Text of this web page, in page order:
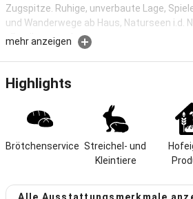
Zugspitze. Ruhige, unverbaute Lage,
und Wanderwege ab Haus, Naturseen i.d.
allergikergerecht
"Grüß Gott" und herzlich willkommen
Landhaus "Beim Gorar"
Das sind doch schöne Aussichten - bei
immer in der ersten Reihe!
Ein Allgäuer Bauernhof mit lieben
Eseln, Schafen, Hasen,
ein besonderes Zuhause auf Zeit .Direkt
Hier knapp zwei Kilometer vom Hauptort
mehr anzeigen
Highlights
Brötchenservice Streichel- und
Kleintiere